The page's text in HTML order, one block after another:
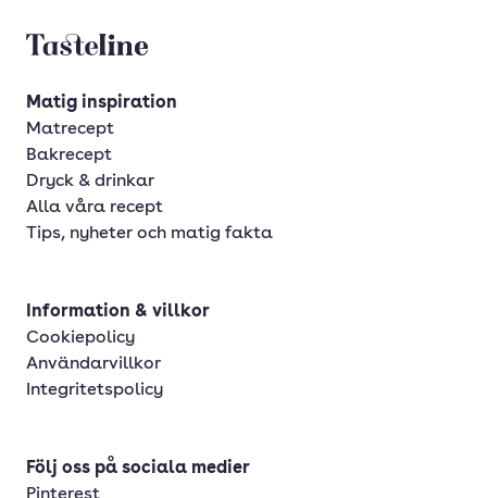
Tasteline startsida
Matig inspiration
Matrecept
Bakrecept
Dryck & drinkar
Alla våra recept
Tips, nyheter och matig fakta
Information & villkor
Cookiepolicy
Användarvillkor
Integritetspolicy
Följ oss på sociala medier